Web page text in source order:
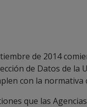
de 2014
de Datos de la
con la normativa
que las